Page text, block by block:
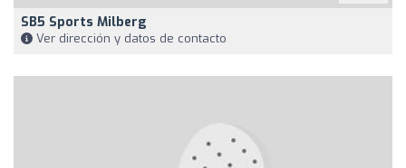
SB5 Sports Milberg
Ver dirección y datos de contacto